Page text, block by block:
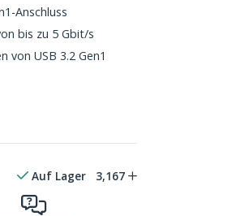
Anschluss
bis zu 5 Gbit/s
von USB 3.2 Gen1
Auf Lager 3,167